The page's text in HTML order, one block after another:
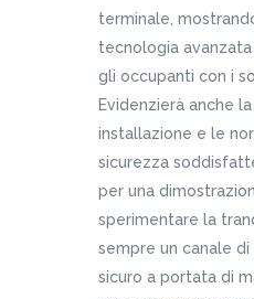
terminale,
tecnologia
gli occupanti con i
Evidenzierà anche
installazione e le
sicurezza
per una
sperimentare la
sempre un canale
sicuro a portata di